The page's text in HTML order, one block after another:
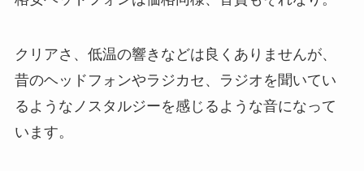
クリアさ、低温の響きなどは良くありませんが、
昔のヘッドフォンやラジカセ、ラジオを聞いてい
るようなノスタルジーを感じるような音になって
います。